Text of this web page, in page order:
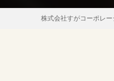
株式会社すがコーポレー